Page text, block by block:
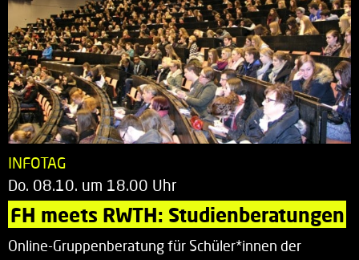
INFOTAG
Do. 08.10. um 18.00 Uhr
FH meets RWTH: Studienberatungen
Online-Gruppenberatung für Schüler*innen der